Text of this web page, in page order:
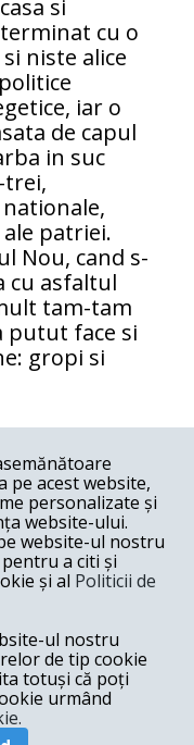
si
cu o
niste alice
iar o
de capul
in suc
patriei.
Nou, cand s-
cu asfaltul
tam-tam
putut face si
gropi si
acest website,
personalizate și
website-ului.
website-ul nostru
a citi și
și al Politicii de
ul nostru
de tip cookie
totuși că poți
urmând